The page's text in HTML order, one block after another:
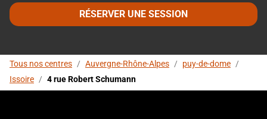
RÉSERVER UNE SESSION
Tous nos centres / Auvergne-Rhône-Alpes / puy-de-dome /
Issoire / 4 rue Robert Schumann